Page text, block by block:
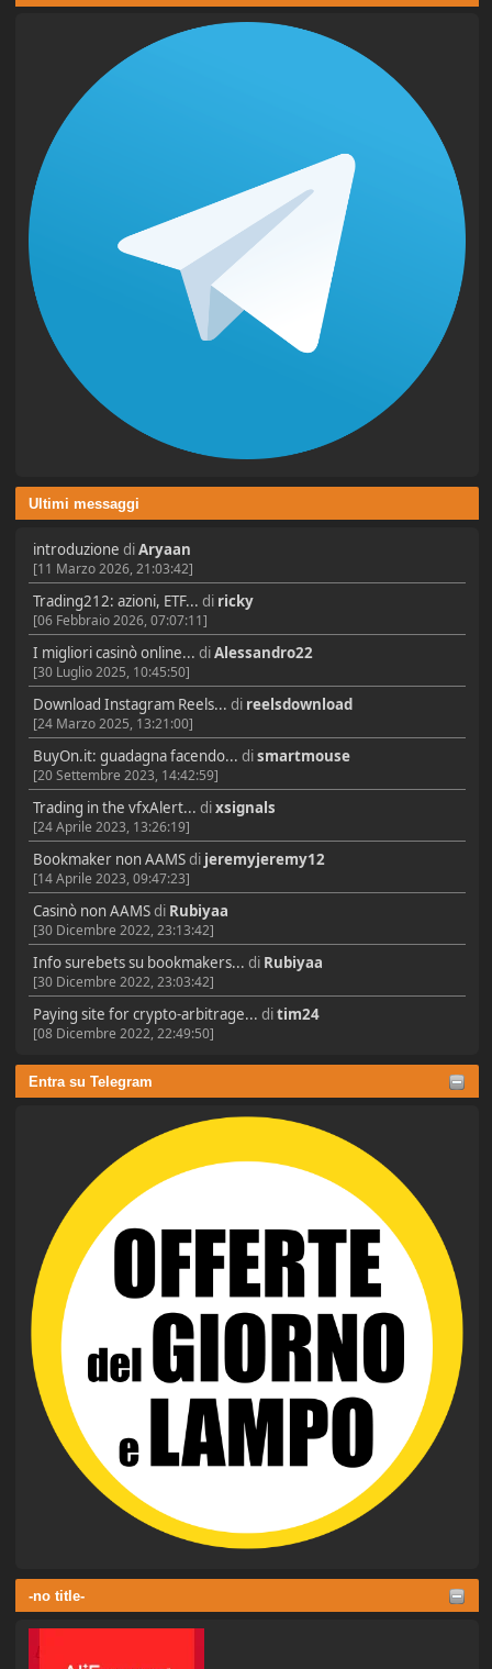
Ultimi messaggi
introduzione diAryaan
[11 Marzo 2026, 21:03:42]
Trading212: azioni, ETF... di ricky
[06 Febbraio 2026, 07:07:11]
I migliori casinò online... diAlessandro22
[30 Luglio 2025, 10:45:50]
Download Instagram Reels... di reelsdownload
[24 Marzo 2025, 13:21:00]
BuyOn.it: guadagna facendo... dismartmouse
[20 Settembre 2023, 14:42:59]
Trading in the vfxAlert... dixsignals
[24 Aprile 2023, 13:26:19]
Bookmaker non AAMSdi jeremyjeremy12
[14 Aprile 2023, 09:47:23]
Casinò non AAMSdi Rubiyaa
[30 Dicembre 2022, 23:13:42]
Info surebets su bookmakers... di Rubiyaa
[30 Dicembre 2022, 23:03:42]
Paying site for crypto-arbitrage... ditim24
[08 Dicembre 2022, 22:49:50]
Entra su Telegram
-no title-